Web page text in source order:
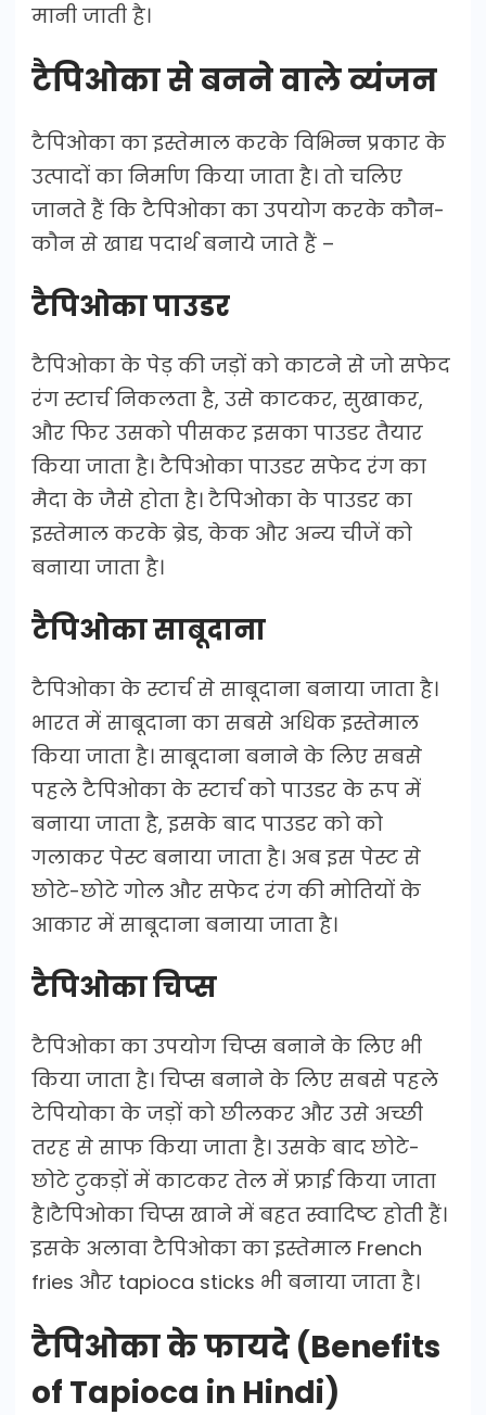
मानी जाती है।
टैपिओका से बनने वाले व्यंजन
टैपिओका का इस्तेमाल करके विभिन्न प्रकार के
उत्पादों का निर्माण किया जाता है। तो चलिए
जानते हैं कि टैपिओका का उपयोग करके कौन-
कौन से खाद्य पदार्थ बनाये जाते हैं –
टैपिओका पाउडर
टैपिओका के पेड़ की जड़ों को काटने से जो सफेद
रंग स्टार्च निकलता है, उसे काटकर, सुखाकर,
और फिर उसको पीसकर इसका पाउडर तैयार
किया जाता है। टैपिओका पाउडर सफेद रंग का
मैदा के जैसे होता है। टैपिओका के पाउडर का
इस्तेमाल करके ब्रेड, केक और अन्य चीजें को
बनाया जाता है।
टैपिओका साबूदाना
टैपिओका के स्टार्च से साबूदाना बनाया जाता है।
भारत में साबूदाना का सबसे अधिक इस्तेमाल
किया जाता है। साबूदाना बनाने के लिए सबसे
पहले टैपिओका के स्टार्च को पाउडर के रूप में
बनाया जाता है, इसके बाद पाउडर को को
गलाकर पेस्ट बनाया जाता है। अब इस पेस्ट से
छोटे-छोटे गोल और सफेद रंग की मोतियों के
आकार में साबूदाना बनाया जाता है।
टैपिओका चिप्स
टैपिओका का उपयोग चिप्स बनाने के लिए भी
किया जाता है। चिप्स बनाने के लिए सबसे पहले
टेपियोका के जड़ों को छीलकर और उसे अच्छी
तरह से साफ किया जाता है। उसके बाद छोटे-
छोटे टुकड़ों में काटकर तेल में फ्राई किया जाता
है।टैपिओका चिप्स खाने में बहत स्वादिष्ट होती हैं।
इसके अलावा टैपिओका का इस्तेमाल French
fries और tapioca sticks भी बनाया जाता है।
टैपिओका के फायदे (Benefits
of Tapioca in Hindi)